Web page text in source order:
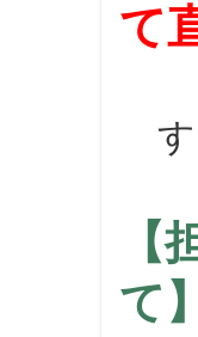
て
（
て】